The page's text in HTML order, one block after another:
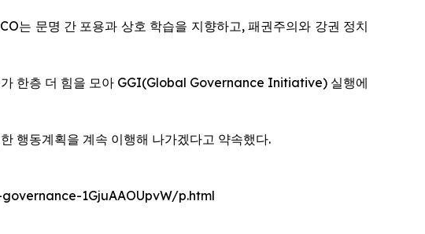
는 문명 간 포용과 상호 학습을 지향하고, 패권주의와 강권 정치
가 한층 더 힘을 모아 GGI(Global Governance Initiative) 실행에
행동계획을 계속 이행해 나가겠다고 약속했다.
1GjuAAOUpvW/p.html